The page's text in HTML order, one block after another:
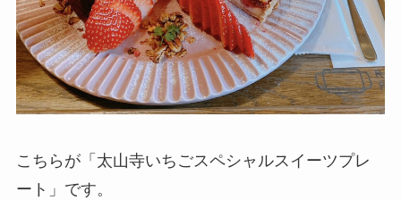
こちらが「太山寺いちごスペシャルスイーツプレ
ート」です。